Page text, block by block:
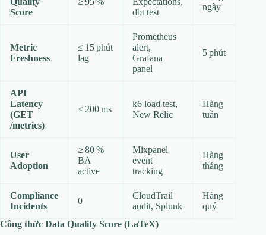
Score
dbt test
ngày
Metric
Freshness
≤ 15 phút
lag
Prometheus
alert,
Grafana
panel
5 phút
API
Latency
(GET
/metrics)
≤ 200 ms
k6 load test,
New Relic
Hàng
tuần
User
Adoption
≥ 80 %
BA
active
Mixpanel
event
tracking
Hàng
tháng
Compliance
Incidents
0
CloudTrail
audit, Splunk
Hàng
quý
Công thức Data Quality Score (LaTeX)